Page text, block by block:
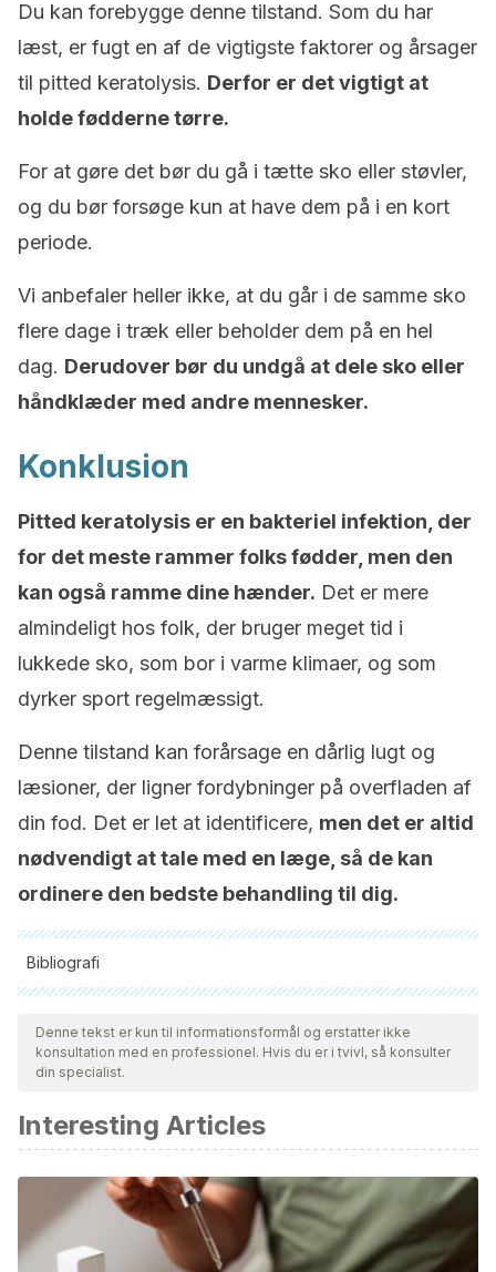
Du kan forebygge denne tilstand. Som du har
læst, er fugt en af de vigtigste faktorer og årsager
til pitted keratolysis. Derfor er det vigtigt at
holde fødderne tørre.
For at gøre det bør du gå i tætte sko eller støvler,
og du bør forsøge kun at have dem på i en kort
periode.
Vi anbefaler heller ikke, at du går i de samme sko
flere dage i træk eller beholder dem på en hel
dag. Derudover bør du undgå at dele sko eller
håndklæder med andre mennesker.
Konklusion
Pitted keratolysis er en bakteriel infektion, der
for det meste rammer folks fødder, men den
kan også ramme dine hænder. Det er mere
almindeligt hos folk, der bruger meget tid i
lukkede sko, som bor i varme klimaer, og som
dyrker sport regelmæssigt.
Denne tilstand kan forårsage en dårlig lugt og
læsioner, der ligner fordybninger på overfladen af
din fod. Det er let at identificere, men det er altid
nødvendigt at tale med en læge, så de kan
ordinere den bedste behandling til dig.
Bibliografi
Alle citerede kilder blev grundigt gennemgået af vores team
for at sikre deres kvalitet, pålidelighed, aktualitet og validitet.
Bibliografien i denne artikel blev betragtet som pålidelig og af
Queratolisis Punctata. (n.d.). Retrieved May 19, 2021, from
https://seup.org/pdf_public/reuniones/2019/Posters/P_195.pdf
Pitted keratolysis | DermNet NZ. (n.d.). Retrieved May 19,
2021, from https://dermnetnz.org/topics/pitted-keratolysis/
FAPap – Queratolisis-punctata-conocer-es-diagnosticar.
Denne tekst er kun til informationsformål og erstatter ikke
konsultation med en professionel. Hvis du er i tvivl, så konsulter
din specialist.
Interesting Articles